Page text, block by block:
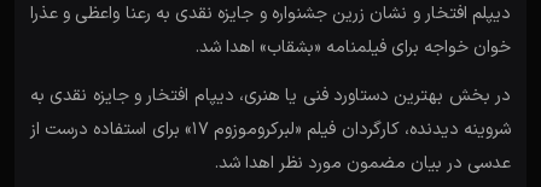
دیپلم افتخار و نشان زرین جشنواره و جایزه نقدی به رعنا واعظی و عذرا
خوان خواجه برای فیلمنامه «بشقاب» اهدا شد.
در بخش بهترین دستاورد فنی یا هنری، دیپام افتخار و جایزه نقدی به
شروینه دیدنده، کارگردان فیلم «لبرکروموزوم ۱۷» برای استفاده درست از
عدسی در بیان مضمون مورد نظر اهدا شد.